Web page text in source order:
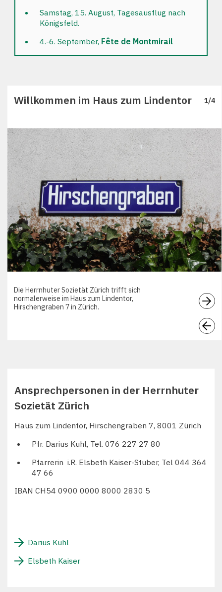
Samstag, 15. August, Tagesausflug nach
Königsfeld.
4.-6. September, Fête de Montmirail
Willkommen im Haus zum Lindentor 1/4
Die Herrnhuter Sozietät Zürich trifft sich
normalerweise im Haus zum Lindentor,
Hirschengraben 7 in Zürich.
Ansprechpersonen in der Herrnhuter
Sozietät Zürich
Haus zum Lindentor, Hirschengraben 7, 8001 Zürich
Pfr. Darius Kuhl, Tel. 076 227 27 80
Pfarrerin i.R. Elsbeth Kaiser-Stuber, Tel 044 364
47 66
IBAN CH54 0900 0000 8000 2830 5
Darius Kuhl
Elsbeth Kaiser